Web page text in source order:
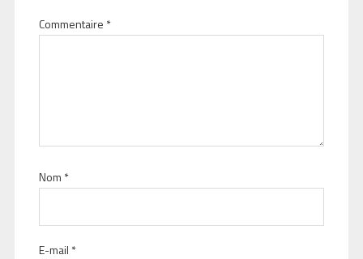
Commentaire *
Nom *
E-mail *